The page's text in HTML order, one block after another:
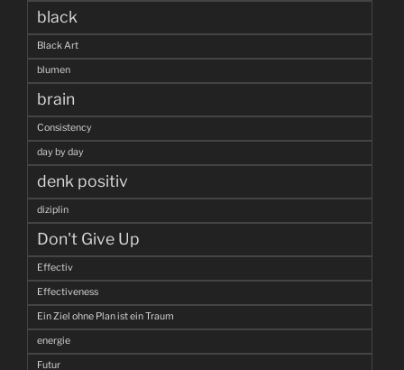
black
Black Art
blumen
brain
Consistency
day by day
denk positiv
diziplin
Don't Give Up
Effectiv
Effectiveness
Ein Ziel ohne Plan ist ein Traum
energie
Futur